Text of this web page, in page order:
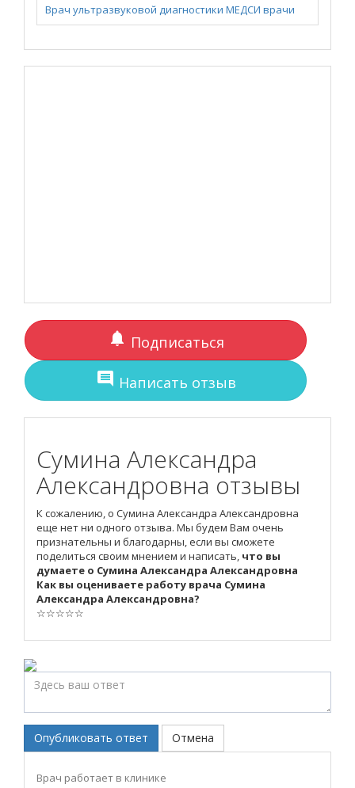
Врач ультразвуковой диагностики МЕДСИ врачи
notifications Подписаться
comment Написать отзыв
Сумина Александра
Александровна отзывы
К сожалению, о Сумина Александра Александровна
еще нет ни одного отзыва. Мы будем Вам очень
признательны и благодарны, если вы сможете
поделиться своим мнением и написать, что вы
думаете о Сумина Александра Александровна
Как вы оцениваете работу врача Сумина
Александра Александровна?
☆☆☆☆☆
Опубликовать ответ Отмена
Врач работает в клинике